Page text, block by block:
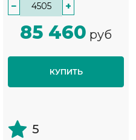
− +
85 460 руб
КУПИТЬ
5